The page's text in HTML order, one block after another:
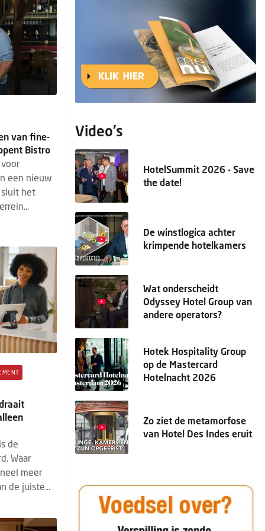
van fine-
Bistro
een nieuw
sluit het
de
Waar
meer
de juiste...
Video's
HotelSummit 2026 - Save
the date!
De winstlogica achter
krimpende hotelkamers
Wat onderscheidt
Odyssey Hotel Group van
andere operators?
Hotek Hospitality Group
op de Mastercard
Hotelnacht 2026
Zo ziet de metamorfose
van Hotel Des Indes eruit